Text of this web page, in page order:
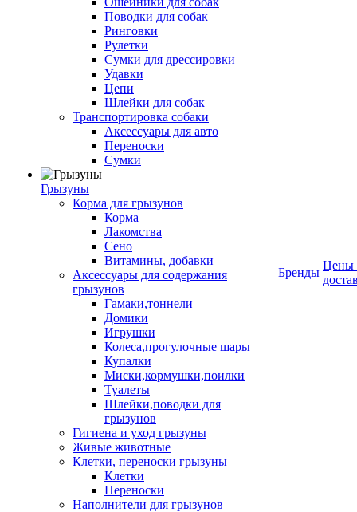
Поводки для собак
Ринговки
Рулетки
Сумки для дрессировки
Удавки
Цепи
Шлейки для собак
Транспортировка собаки
Аксессуары для авто
Переноски
Сумки
Грызуны
Корма для грызунов
Корма
Лакомства
Сено
Витамины, добавки
Аксессуары для содержания
грызунов
Гамаки,тоннели
Домики
Игрушки
Колеса,прогулочные шары
Купалки
Миски,кормушки,поилки
Туалеты
Шлейки,поводки для
грызунов
Гигиена и уход грызуны
Живые животные
Клетки, переноски грызуны
Клетки
Переноски
Наполнители для грызунов
Бренды
Цены